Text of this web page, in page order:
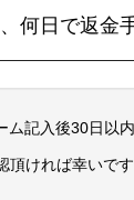
何日で返金
ム記入後30日以
ければ幸いです